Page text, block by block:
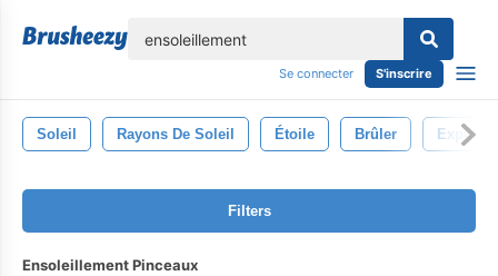
Se connecter S'inscrire
Soleil Rayons De Soleil Étoile Brûler
Filters
Ensoleillement Pinceaux